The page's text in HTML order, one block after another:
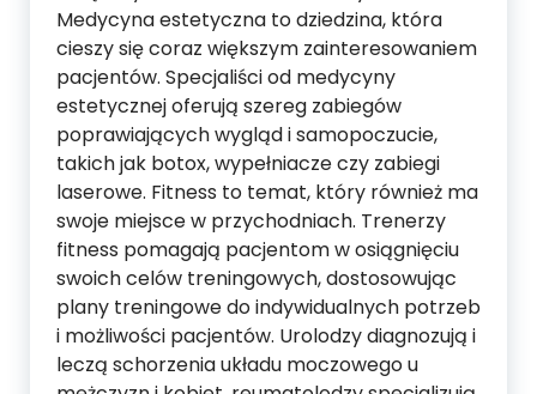
Medycyna estetyczna to dziedzina, która
cieszy się coraz większym zainteresowaniem
pacjentów. Specjaliści od medycyny
estetycznej oferują szereg zabiegów
poprawiających wygląd i samopoczucie,
takich jak botox, wypełniacze czy zabiegi
laserowe. Fitness to temat, który również ma
swoje miejsce w przychodniach. Trenerzy
fitness pomagają pacjentom w osiągnięciu
swoich celów treningowych, dostosowując
plany treningowe do indywidualnych potrzeb
i możliwości pacjentów. Urolodzy diagnozują i
leczą schorzenia układu moczowego u